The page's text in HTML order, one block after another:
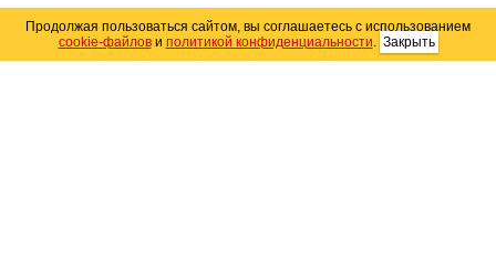
Продолжая пользоваться сайтом, вы соглашаетесь с использованием
cookie-файлови политикой конфиденциальности. Закрыть